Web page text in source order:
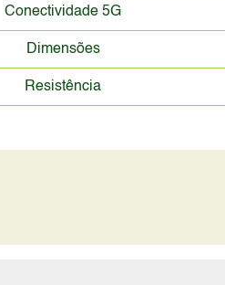
Conectividade 5G
Dimensões
Resistência